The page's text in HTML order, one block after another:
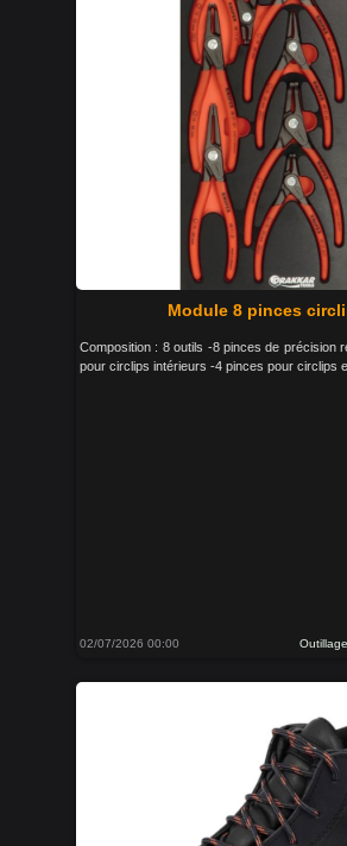
Module 8 pinces
Composition : 8 outils -8 pinces de précision
pour circlips intérieurs -4 pinces pour circlips
02/07/2026 00:00